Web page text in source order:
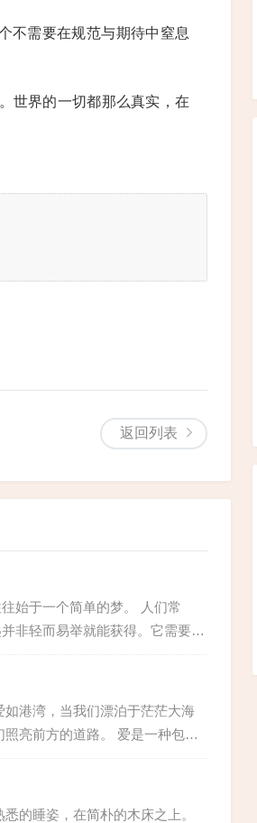
不需要在规范与期待中窒息
世界的一切都那么真实，在
返回列表
始于一个简单的梦。 人们常
非轻而易举就能获得。它需要我
功就是汗水的凝结。这句话道
港湾，当我们漂泊于茫茫大海
亮前方的道路。 爱是一种包容
黑暗中为我们点亮前行的方
的睡姿，在简朴的木床之上。